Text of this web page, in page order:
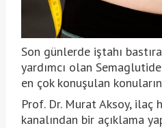
Son günlerde iştahı
yardımcı olan
en çok konuşulan
Prof. Dr. Murat Aksoy, ilaç
kanalından bir açıklama